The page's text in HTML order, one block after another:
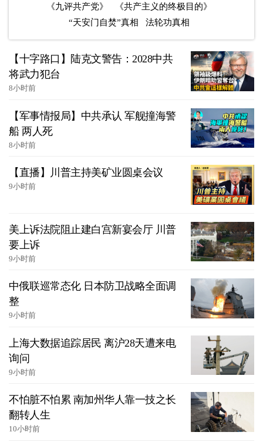
《九评共产党》
《共产主义的终极目的》
“天安门自焚”真相
法轮功真相
【十字路口】陆克文警告：2028中共
将武力犯台
8小时前
【军事情报局】中共承认 军舰撞海警
船 两人死
8小时前
【直播】川普主持美矿业圆桌会议
9小时前
美上诉法院阻止建白宫新宴会厅 川普
要上诉
9小时前
中俄联巡常态化 日本防卫战略全面调
整
9小时前
上海大数据追踪居民 离沪28天遭来电
询问
9小时前
不怕脏不怕累 南加州华人靠一技之长
翻转人生
10小时前